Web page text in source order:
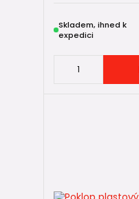
Skladem, ihned k
expedici